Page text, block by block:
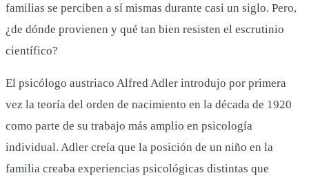
familias se perciben a sí mismas durante casi un siglo. Pero,
¿de dónde provienen y qué tan bien resisten el escrutinio
científico?
El psicólogo austriaco Alfred Adler introdujo por primera
vez la teoría del orden de nacimiento en la década de 1920
como parte de su trabajo más amplio en psicología
individual. Adler creía que la posición de un niño en la
familia creaba experiencias psicológicas distintas que